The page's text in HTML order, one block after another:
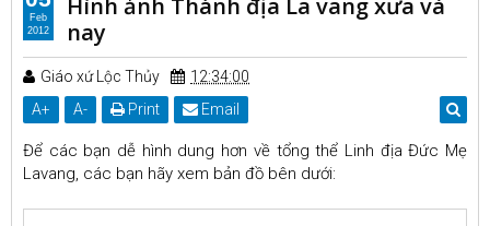
Hình ảnh Thánh địa La vang xưa và nay
nay
Giáo xứ Lộc Thủy
12:34:00
A+ A- Print Email
Để các bạn dễ hình dung hơn về tổng thể Linh địa Đức Mẹ
Lavang, các bạn hãy xem bản đồ bên dưới:
Feb
2012